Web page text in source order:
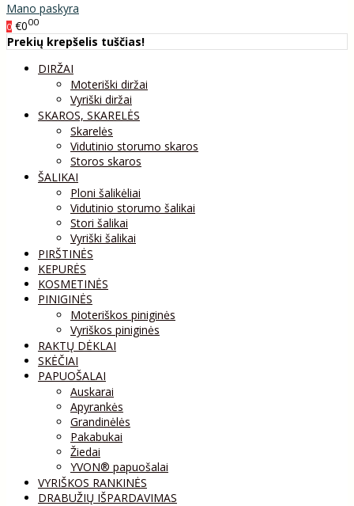
Mano paskyra
0 €000
Prekių krepšelis tuščias!
DIRŽAI
Moteriški diržai
Vyriški diržai
SKAROS, SKARELĖS
Skarelės
Vidutinio storumo skaros
Storos skaros
ŠALIKAI
Ploni šalikėliai
Vidutinio storumo šalikai
Stori šalikai
Vyriški šalikai
PIRŠTINĖS
KEPURĖS
KOSMETINĖS
PINIGINĖS
Moteriškos piniginės
Vyriškos piniginės
RAKTŲ DĖKLAI
SKĖČIAI
PAPUOŠALAI
Auskarai
Apyrankės
Grandinėlės
Pakabukai
Žiedai
YVON® papuošalai
VYRIŠKOS RANKINĖS
DRABUŽIŲ IŠPARDAVIMAS